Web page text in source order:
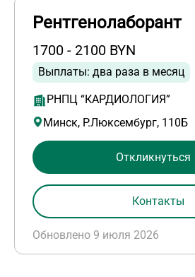
Рентгенолаборант
1700 - 2100 BYN
Выплаты: два раза в месяц
РНПЦ “КАРДИОЛОГИЯ”
Минск, Р.Люксембург, 110Б
Обновлено 9 июля 2026
Откликнуться
Контакты